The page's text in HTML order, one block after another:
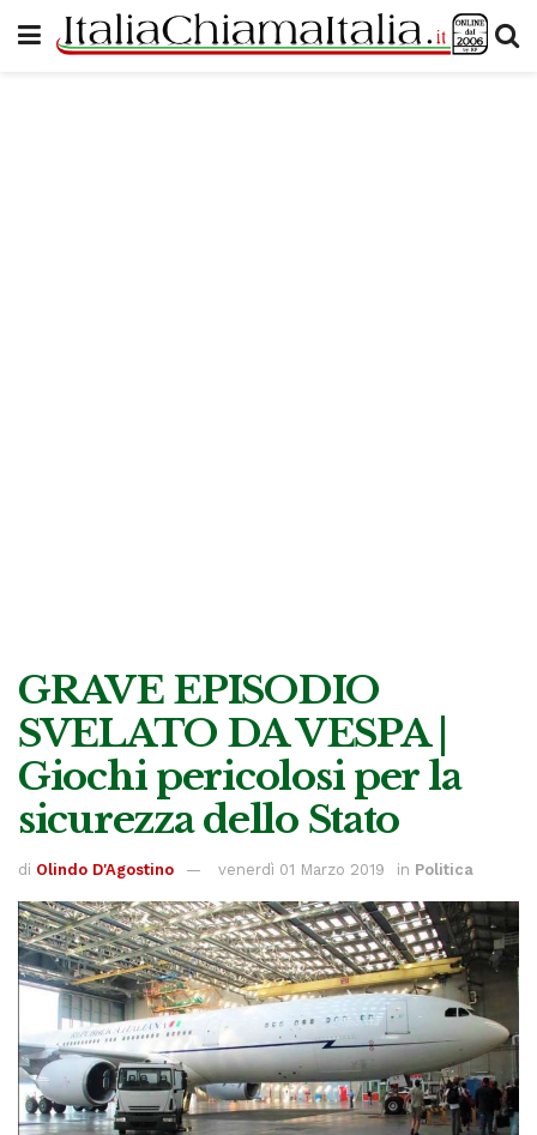
GRAVE EPISODIO
SVELATO DA VESPA |
Giochi pericolosi per la
sicurezza dello Stato
di Olindo D'Agostino venerdì 01 Marzo 2019 in Politica